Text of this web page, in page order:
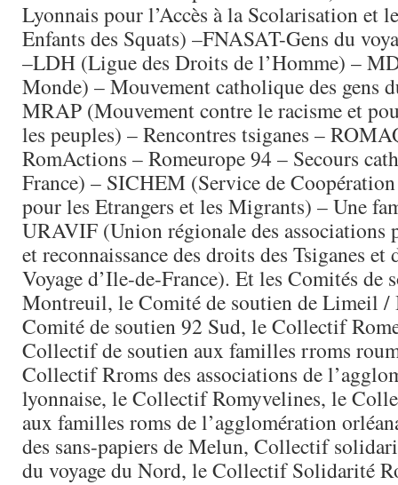
Lyonnais pour l’Accès à la Scolarisation et
Enfants des Squats) –FNASAT-Gens du
–LDH (Ligue des Droits de l’Homme) –
Monde) – Mouvement catholique des gens
MRAP (Mouvement contre le racisme et
les peuples) – Rencontres tsiganes –
RomActions – Romeurope 94 – Secours
France) – SICHEM (Service de
pour les Etrangers et les Migrants) – Une
URAVIF (Union régionale des associations
et reconnaissance des droits des Tsiganes et
Voyage d’Ile-de-France). Et les Comités de
Montreuil, le Comité de soutien de Limeil /
Comité de soutien 92 Sud, le Collectif
Collectif de soutien aux familles rroms
Collectif Rroms des associations de
lyonnaise, le Collectif Romyvelines, le
aux familles roms de l’agglomération
des sans-papiers de Melun, Collectif
du voyage du Nord, le Collectif Solidarité